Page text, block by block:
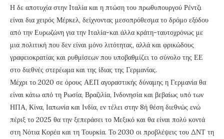
Η δε αποτυχία στην Ιταλία και η πτώση του πρωθυπουργού Ρέντζι
είναι δια χειρός Μέρκελ, δείχνοντας μεσοπρόθεσμα το δρόμο εξόδου
από την Ευρωζώνη για την Ιταλία-και άλλα κράτη-ταυτοχρόνως με
μια πολιτική που δεν είναι μόνο λιτότητας, αλλά και φρικώδους
γραφειοκρατίας και ρυθμίσεων που υποβαθμίζει το σύνολο της ΕΕ
στο διεθνές στερέωμα και της ίδιας της Γερμανίας.
Μέχρι το 2020 σε όρους ΑΕΠ αγοραστικής δύναμης η Γερμανία θα
είναι κάτω από τη Ρωσία, Βραζιλία, Ινδονησία και βεβαίως υπό των
ΗΠΑ, Κίνα, Ιαπωνία και Ινδία, εν τέλει στην 8ή θέση διεθνώς ενώ
πέριξ το 2025 θα την ξεπεράσει το Μεξικό και θα είναι πολύ κοντά
στη Νότια Κορέα και τη Τουρκία. Το 2030 οι προβλέψεις του ΔΝΤ τη